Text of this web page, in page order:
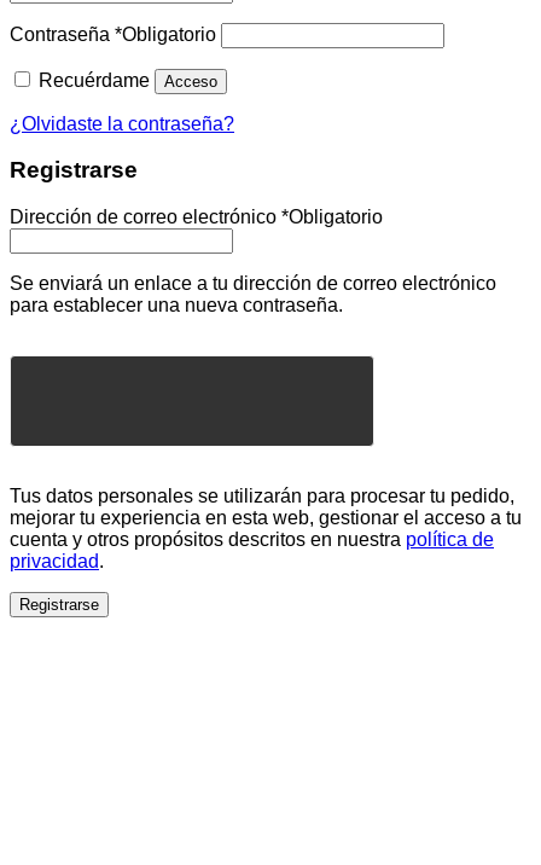
Contraseña *Obligatorio
Recuérdame Acceso
¿Olvidaste la contraseña?
Registrarse
Dirección de correo electrónico *Obligatorio
Se enviará un enlace a tu dirección de correo electrónico
para establecer una nueva contraseña.
Tus datos personales se utilizarán para procesar tu pedido,
mejorar tu experiencia en esta web, gestionar el acceso a tu
cuenta y otros propósitos descritos en nuestra política de
privacidad.
Registrarse